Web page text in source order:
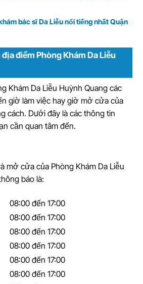
bác sĩ Da Liễu nổi tiếng nhất Quận
điểm Phòng Khám Da Liễu
Khám Da Liễu Huỳnh Quang các
giờ làm việc hay giờ mở cửa của
cách. Dưới đây là các thông tin
cần quan tâm đến.
mở cửa của Phòng Khám Da Liễu
báo là:
08:00 đến 17:00
08:00 đến 17:00
08:00 đến 17:00
08:00 đến 17:00
08:00 đến 17:00
08:00 đến 17:00